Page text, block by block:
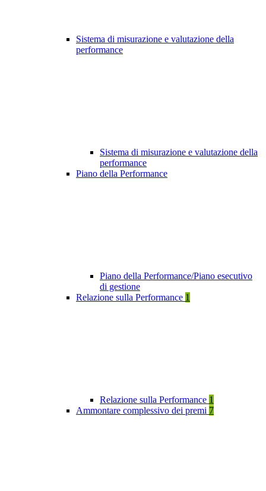
Sistema di misurazione e valutazione della
performance
Sistema di misurazione e valutazione della
performance
Piano della Performance
Piano della Performance/Piano esecutivo
di gestione
Relazione sulla Performance 1
Relazione sulla Performance 1
Ammontare complessivo dei premi 7